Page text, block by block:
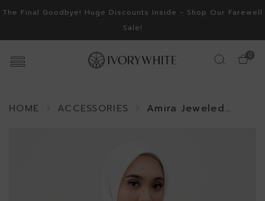
The Final Goodbye! Huge Discounts Inside - Shop Our Farewell
Sale!
0
HOME ACCESSORIES
Amira Jeweled